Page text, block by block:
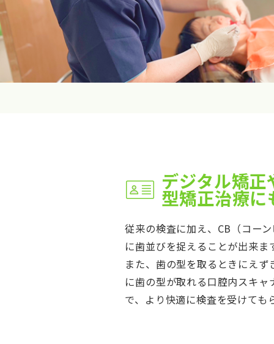
デジタル矯
型矯正治療に
従来の検査に加え、CB（コー
に歯並びを捉えることが出来ま
また、歯の型を取るときにえ
に歯の型が取れる口腔内スキ
で、より快適に検査を受けても